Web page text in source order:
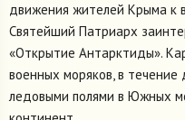
движения жителей Крыма к
Святейший Патриарх
«Открытие Антарктиды».
военных моряков, в
ледовыми полями в Южных